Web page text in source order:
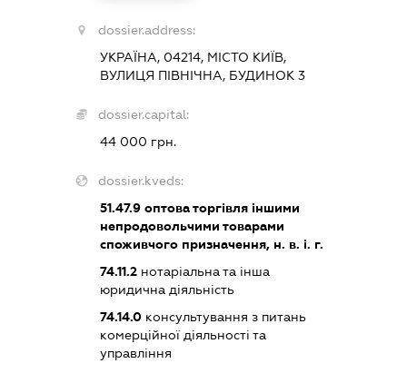
dossier.address:
УКРАЇНА, 04214, МІСТО КИЇВ,
ВУЛИЦЯ ПІВНІЧНА, БУДИНОК 3
dossier.capital:
44 000 грн.
dossier.kveds:
51.47.9оптова торгівля іншими
непродовольчими товарами
споживчого призначення, н. в. і. г.
74.11.2нотаріальна та інша
юридична діяльність
74.14.0консультування з питань
комерційної діяльності та
управління